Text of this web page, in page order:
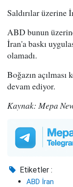
Saldırılar üzerine
ABD bunun
İran'a baskı
olamadı.
Boğazın
devam ediyor.
Kaynak: Mepa
Etiketler :
ABD İran